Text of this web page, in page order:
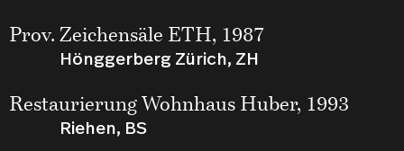
Prov. Zeichensäle ETH, 1987
Hönggerberg Zürich, ZH
Restaurierung Wohnhaus Huber, 1993
Riehen, BS